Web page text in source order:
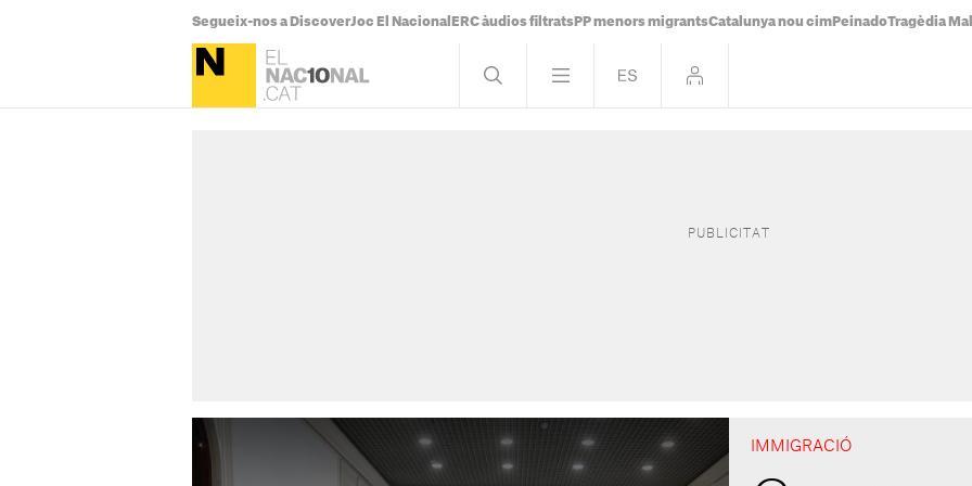
Segueix-nos a DiscoverJoc El Nacional ERC àudios filtrats PP menors migrantsCatalunya nou cim PeinadoTragèdia
IMMIGRACIÓ